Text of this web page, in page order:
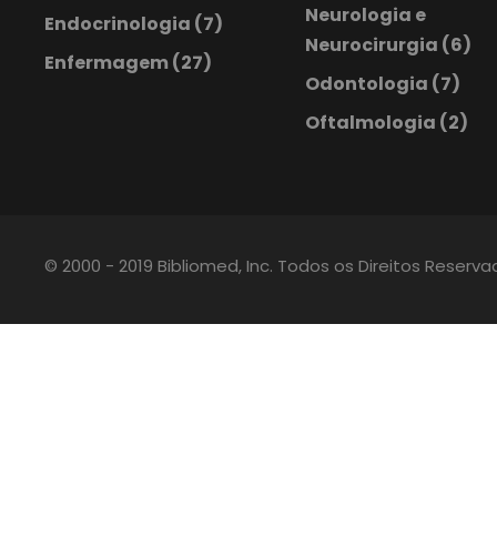
Endocrinologia (7)
Enfermagem(27)
Neurologia e
Neurocirurgia (6)
Odontologia (7)
Oftalmologia (2)
© 2000 - 2019 Bibliomed, Inc. Todos os Direitos